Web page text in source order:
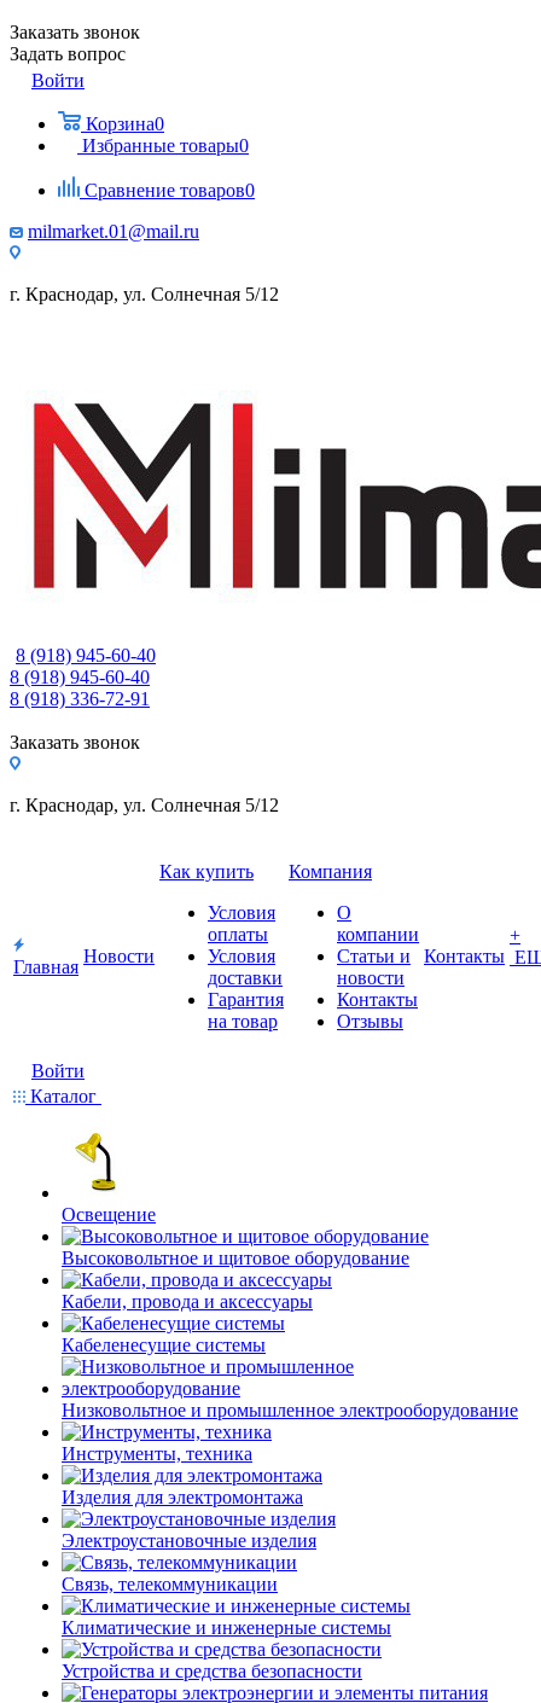
Заказать звонок
Задать вопрос
Войти
Корзина0
Избранные товары0
Сравнение товаров0
milmarket.01@mail.ru
г. Краснодар, ул. Солнечная 5/12
8 (918) 945-60-40
8 (918) 945-60-40
8 (918) 336-72-91
Заказать звонок
г. Краснодар, ул. Солнечная 5/12
Главная
Новости
Как купить
Условия
оплаты
Условия
доставки
Гарантия
на товар
Компания
О
компании
Статьи и
новости
Контакты
Отзывы
Контакты
+
Войти
Каталог
Освещение
Высоковольтное и щитовое оборудование
Кабели, провода и аксессуары
Кабеленесущие системы
Низковольтное и промышленное электрооборудование
Инструменты, техника
Изделия для электромонтажа
Электроустановочные изделия
Связь, телекоммуникации
Климатические и инженерные системы
Устройства и средства безопасности